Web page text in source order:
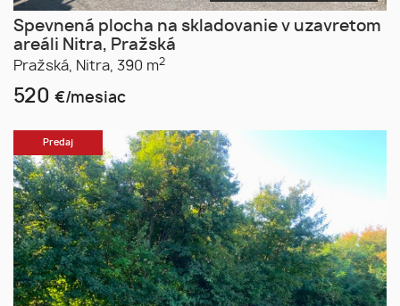
Spevnená plocha na skladovanie v uzavretom
areáli Nitra, Pražská
Pražská, Nitra, 390 m2
520 €/mesiac
Predaj